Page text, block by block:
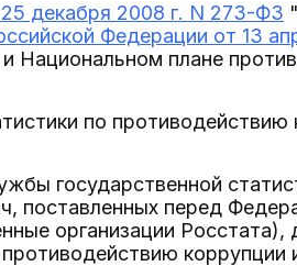
декабря 2008 г. N 273-ФЗ
Федерации от 13
Национальном плане
по противодействию
государственной
поставленных перед
организации Росстата),
коррупции